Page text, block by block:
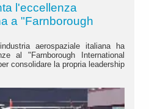
l'eccellenza
a "Farnborough
aerospaziale italiana ha
al "Farnborough International
consolidare la propria leadership